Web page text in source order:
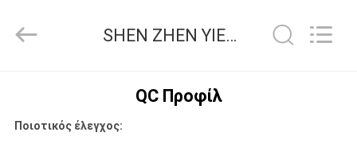
Technology
SHEN ZHEN YIERYI Technology Co., Ltd Ποιοτικός έλεγχος
QC Προφίλ
Ποιοτικός έλεγχος: